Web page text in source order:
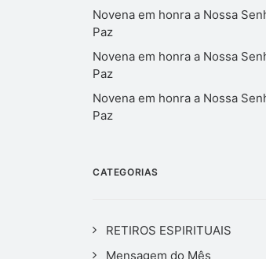
Novena em honra a Nossa
Paz
Novena em honra a Nossa
Paz
Novena em honra a Nossa
Paz
CATEGORIAS
RETIROS ESPIRITUAIS
Mensagem do Mês